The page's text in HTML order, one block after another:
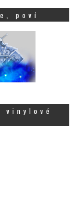
poví
vinylové